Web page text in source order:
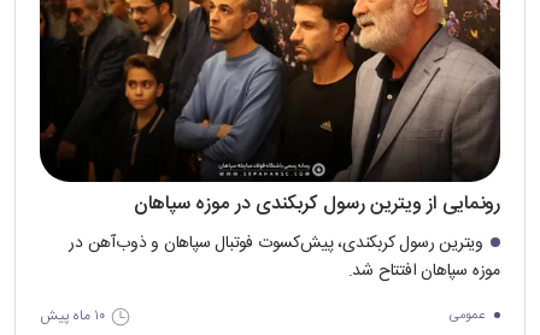
رونمایی از ویترین رسول کربکندی در موزه سپاهان
ویترین رسول کربکندی، پیش‌کسوت فوتبال سپاهان و ذوب‌آهن در
موزه سپاهان افتتاح شد.
عمومی ۱۰ ماه پیش